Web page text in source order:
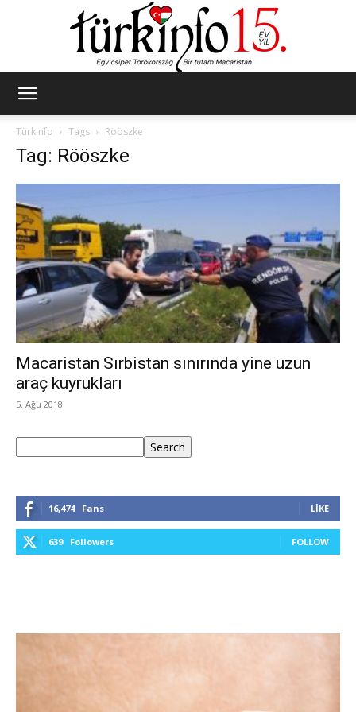
Türkinfo
Tags Rööszke
Tag: Rööszke
Macaristan Sırbistan sınırında yine uzun
araç kuyrukları
5. Ağu 2018
Search
16,474 Fans LIKE
639 Followers FOLLOW